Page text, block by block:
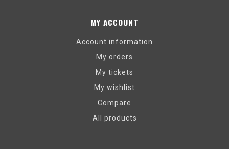
MY ACCOUNT
Account information
My orders
My tickets
My wishlist
Compare
All products